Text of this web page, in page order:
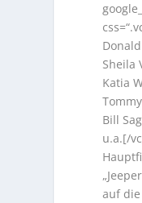
Sheila
Katia
Bill
u.a.[/
auf die